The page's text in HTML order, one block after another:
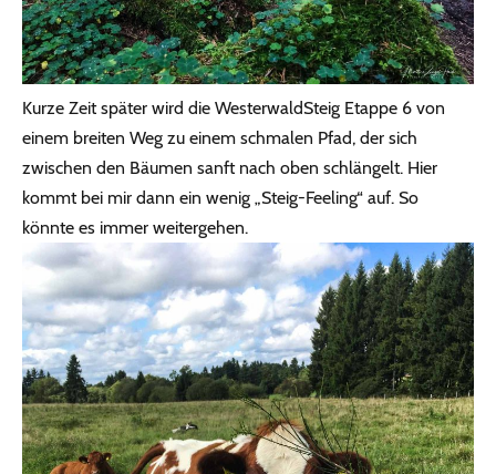
Kurze Zeit später wird die WesterwaldSteig Etappe 6 von
einem breiten Weg zu einem schmalen Pfad, der sich
zwischen den Bäumen sanft nach oben schlängelt. Hier
kommt bei mir dann ein wenig „Steig-Feeling“ auf. So
könnte es immer weitergehen.